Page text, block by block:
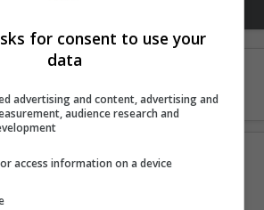
2011
ajuda sua.
um monitor lg w2353v, depois de
for consent to use your
data
advertising and content, advertising and
audience research and
access information on a device